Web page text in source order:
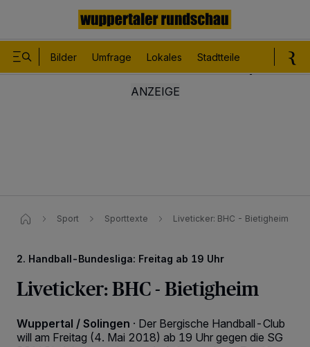
Bilder Umfrage Lokales Stadtteile
Sport Sporttexte Liveticker: BHC - Bietigheim
2. Handball-Bundesliga: Freitag ab 19 Uhr
Liveticker: BHC - Bietigheim
Wuppertal / Solingen · Der Bergische Handball-Club
will am Freitag (4. Mai 2018) ab 19 Uhr gegen die SG